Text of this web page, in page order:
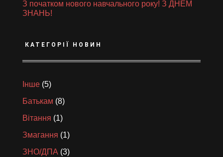
З початком нового навчального року! З ДНЕМ
ЗНАНЬ!
КАТЕГОРІЇ НОВИН
Інше (5)
Батькам (8)
Вітання (1)
Змагання (1)
ЗНО/ДПА (3)